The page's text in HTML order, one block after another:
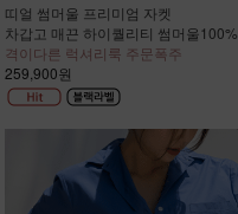
띠얼 썸머울 프리미엄 자켓
차갑고 매끈 하이퀄리티 썸머울100%
격이다른 럭셔리룩 주문폭주
259,900원